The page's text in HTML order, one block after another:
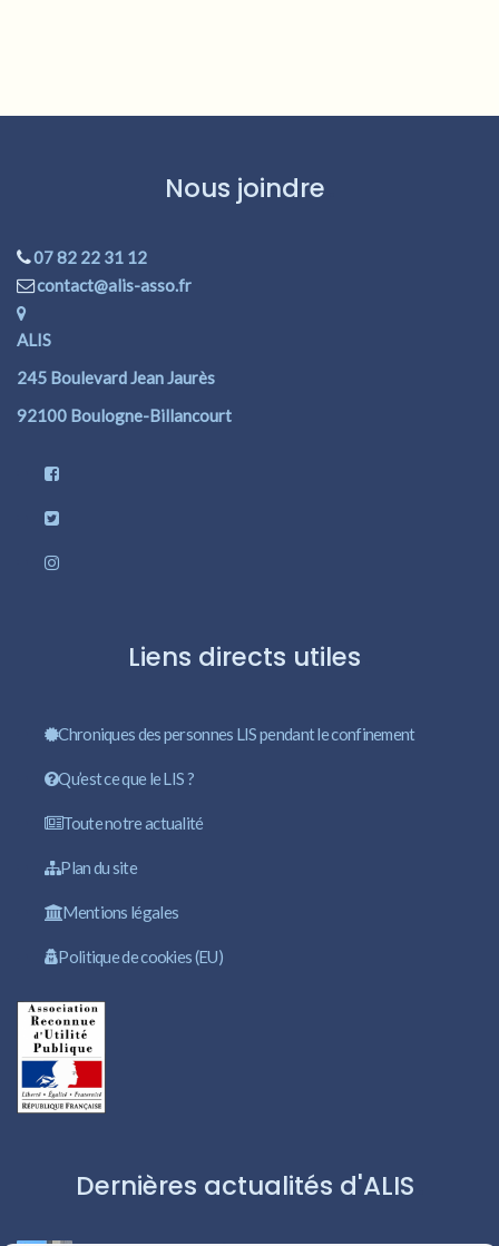
Nous joindre
07 82 22 31 12
contact@alis-asso.fr
ALIS
245 Boulevard Jean Jaurès
92100 Boulogne-Billancourt
Liens directs utiles
Chroniques des personnes LIS pendant le confinement
Qu’est ce que le LIS ?
Toute notre actualité
Plan du site
Mentions légales
Politique de cookies (EU)
Dernières actualités d'ALIS